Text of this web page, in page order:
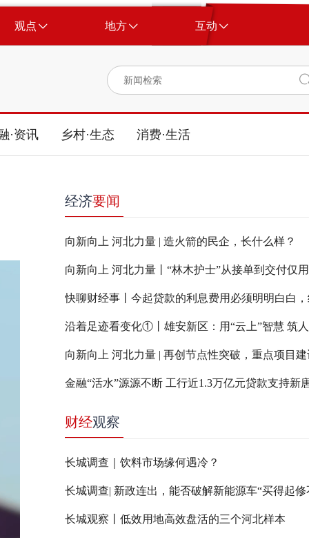
观点 地方 互动
·资讯 乡村·生态 消费·生活
经济要闻
向新向上 河北力量 | 造火箭的民企，长什么样？
沿着足迹看变化①丨雄安新区：用“云上”智慧 筑
金融“活水”源源不断 工行近1.3万亿元贷款支持新
财经观察
长城调查｜饮料市场缘何遇冷？
长城观察丨低效用地高效盘活的三个河北样本